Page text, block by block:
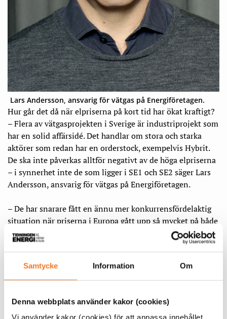
Samtycke Information Om
Denna webbplats använder kakor (cookies)
Lars Andersson, ansvarig för vätgas på Energiföretagen.
Hur går det då när elpriserna på kort tid har ökat kraftigt?
– Flera av vätgasprojekten i Sverige är industriprojekt som
har en solid affärsidé. Det handlar om stora och starka
aktörer som redan har en orderstock, exempelvis Hybrit.
De ska inte påverkas alltför negativt av de höga elpriserna
– i synnerhet inte de som ligger i SE1 och SE2 säger Lars
Andersson, ansvarig för vätgas på Energiföretagen.
– De har snarare fått en ännu mer konkurrensfördelaktig
situation när priserna i Europa gått upp så mycket på både
el och naturgas, säger Lars Andersson och får medhåll från
Björn Aronsson.
– Även om det är väldigt höga elpriser i södra Sverige så är
de ändå betydligt lägre än i de flesta andra länder i
vare att vi har fossilfri elproduktion och att priserna är